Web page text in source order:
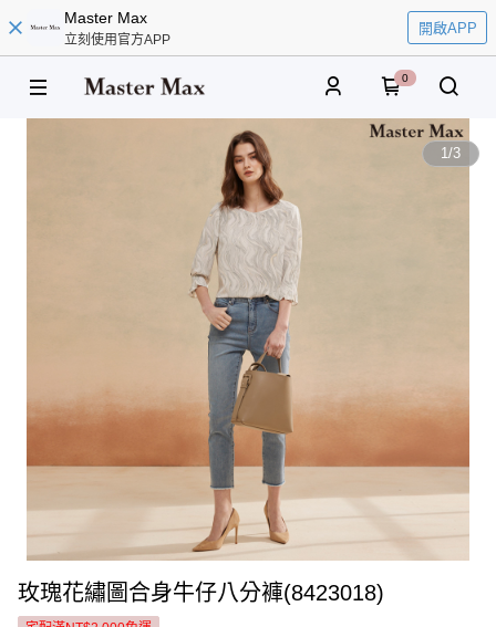
Master Max
立刻使用官方APP
開啟APP
0
1/3
玫瑰花繡圖合身牛仔八分褲(8423018)